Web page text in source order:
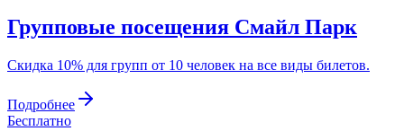
Групповые посещения Смайл Парк
Скидка 10% для групп от 10 человек на все виды билетов.
Подробнее
Бесплатно